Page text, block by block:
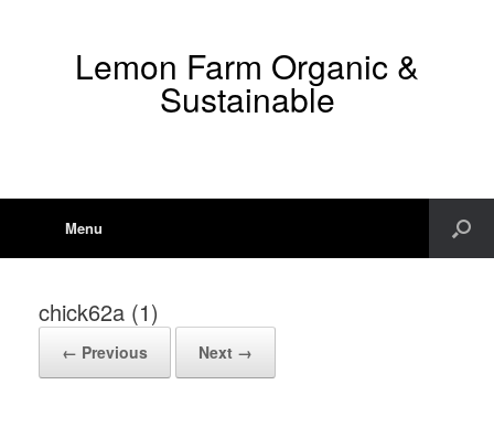
Lemon Farm Organic &
Sustainable
Menu
chick62a (1)
← Previous Next →